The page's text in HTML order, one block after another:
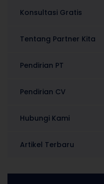
Konsultasi Gratis
Tentang Partner Kita
Pendirian PT
Pendirian CV
Hubungi Kami
Artikel Terbaru